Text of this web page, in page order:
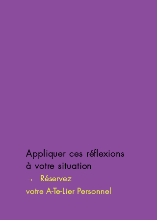
Appliquer ces réflexions
à votre situation
→ Réservez
votre A-Te-Lier Personnel